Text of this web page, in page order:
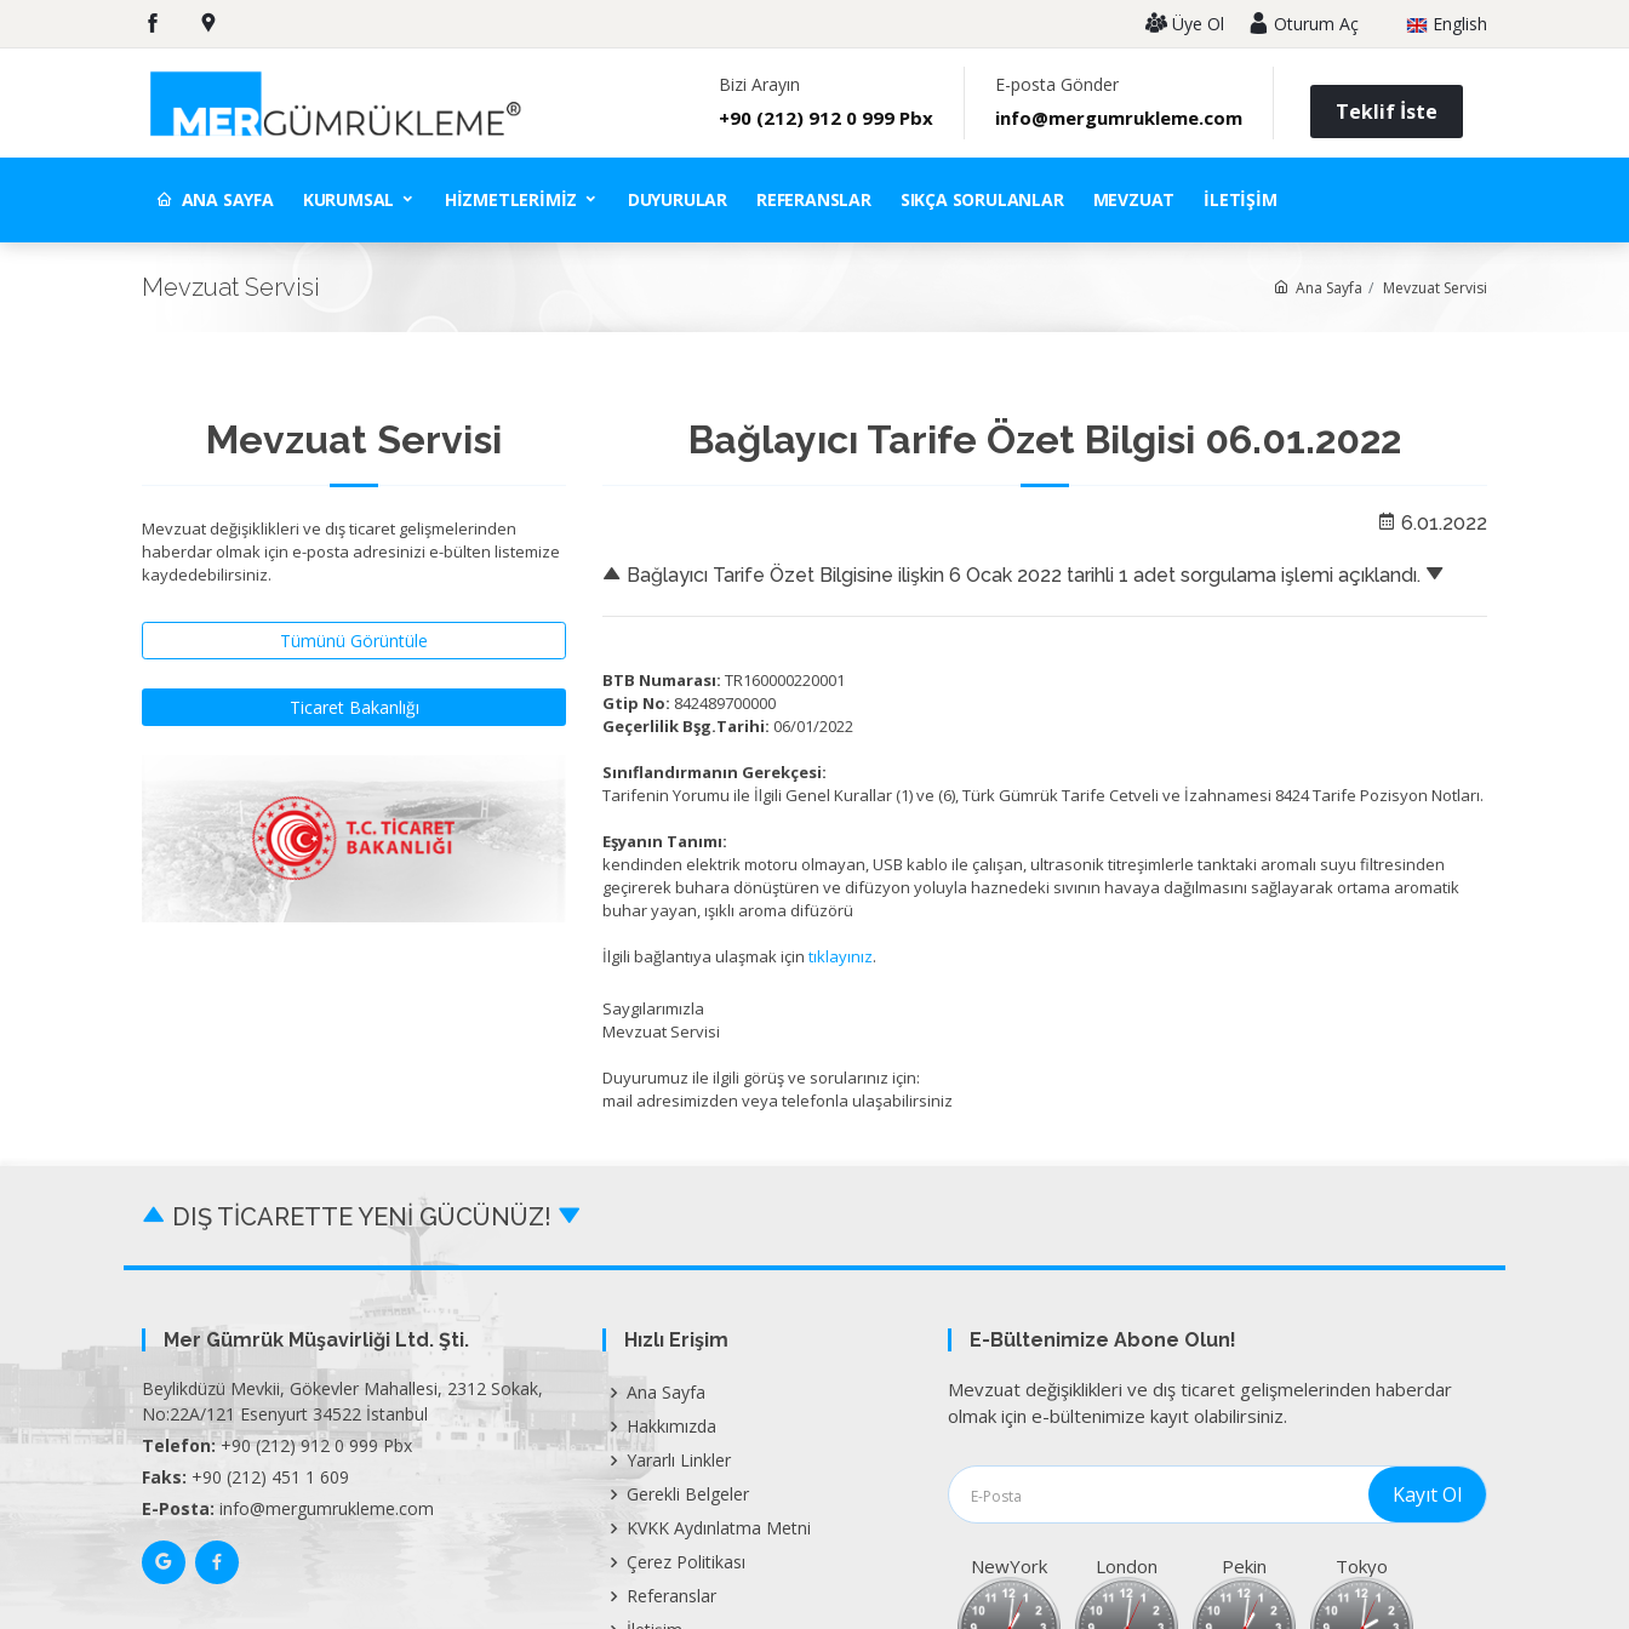
Üye Ol Oturum Aç English
Bizi Arayın
+90 (212) 912 0 999 Pbx
E-posta Gönder
info@mergumrukleme.com Teklif İste
ANA SAYFA KURUMSAL HIZMETLERIMIZ DUYURULAR REFERANSLAR SIKÇA SORULANLAR MEVZUAT İLETIŞIM
Mevzuat Servisi Ana Sayfa Mevzuat Servisi
Mevzuat Servisi
Mevzuat değişiklikleri ve dış ticaret gelişmelerinden
haberdar olmak için e-posta adresinizi e-bülten listemize
kaydedebilirsiniz.
Tümünü Görüntüle
Ticaret Bakanlığı
Bağlayıcı Tarife Özet Bilgisi 06.01.2022
6.01.2022
Bağlayıcı Tarife Özet Bilgisine ilişkin 6 Ocak 2022 tarihli 1 adet sorgulama işlemi açıklandı.
BTB Numarası: TR160000220001
Gtip No: 842489700000
Geçerlilik Bşg.Tarihi: 06/01/2022
Sınıflandırmanın Gerekçesi:
Tarifenin Yorumu ile İlgili Genel Kurallar (1) ve (6), Türk Gümrük Tarife Cetveli ve İzahnamesi 8424 Tarife Pozisyon Notları.
Eşyanın Tanımı:
kendinden elektrik motoru olmayan, USB kablo ile çalışan, ultrasonik titreşimlerle tanktaki aromalı suyu filtresinden
geçirerek buhara dönüştüren ve difüzyon yoluyla haznedeki sıvının havaya dağılmasını sağlayarak ortama aromatik
buhar yayan, ışıklı aroma difüzörü
İlgili bağlantıya ulaşmak için tıklayınız.
Saygılarımızla
Mevzuat Servisi
Duyurumuz ile ilgili görüş ve sorularınız için:
mail adresimizden veya telefonla ulaşabilirsiniz
DIŞ TİCARETTE YENİ GÜCÜNÜZ!
Mer Gümrük Müşavirliği Ltd. Şti.
Beylikdüzü Mevkii, Gökevler Mahallesi, 2312 Sokak,
No:22A/121 Esenyurt 34522 İstanbul
Telefon: +90 (212) 912 0 999 Pbx
Faks: +90 (212) 451 1 609
E-Posta: info@mergumrukleme.com
Hızlı Erişim
Ana Sayfa
Hakkımızda
Yararlı Linkler
Gerekli Belgeler
KVKK Aydınlatma Metni
Çerez Politikası
Referanslar
E-Bültenimize Abone Olun!
Mevzuat değişiklikleri ve dış ticaret gelişmelerinden haberdar
olmak için e-bültenimize kayıt olabilirsiniz.
NewYork London Pekin Tokyo